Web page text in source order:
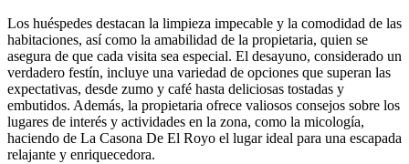
Los huéspedes destacan la limpieza impecable y la comodidad de las
habitaciones, así como la amabilidad de la propietaria, quien se
asegura de que cada visita sea especial. El desayuno, considerado un
verdadero festín, incluye una variedad de opciones que superan las
expectativas, desde zumo y café hasta deliciosas tostadas y
embutidos. Además, la propietaria ofrece valiosos consejos sobre los
lugares de interés y actividades en la zona, como la micología,
haciendo de La Casona De El Royo el lugar ideal para una escapada
relajante y enriquecedora.